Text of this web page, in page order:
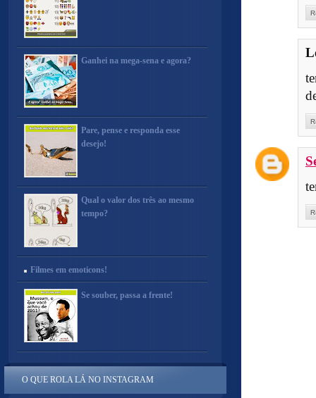
Ganhei na mega-sena e agora?
Pare, pense e responda esse
desejo!
Qual o valor dos três ao mesmo
tempo?
Filmes em emoticons!
Se souber, passa a frente!
O QUE ROLA LÁ NO INSTAGRAM